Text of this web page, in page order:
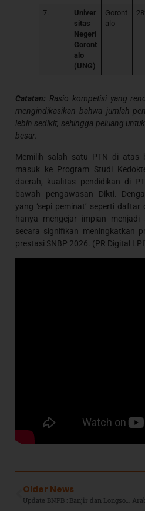
7.
Univer
sitas
Negeri
Goront
alo
(UNG)
Goront
alo
Catatan: Rasio kompetisi yang
mengindikasikan bahwa jumlah
lebih sedikit, sehingga peluang
besar.
Memilih salah satu PTN di atas
masuk ke Program Studi
daerah, kualitas pendidikan di
bawah pengawasan Dikti.
yang ‘sepi peminat’ seperti
hanya mengejar impian
secara signifikan meningkatkan
prestasi SNBP 2026. (PR Digital
Older News
Update BNPB : Banjir dan Longsor Sumatera Renggut 753 Nyawa, 650 Hilang, Jutaan Mengungsi